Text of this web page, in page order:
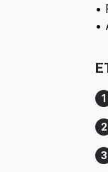
•
•
1
2
3